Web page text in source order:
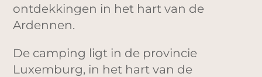
ontdekkingen in het hart van de
Ardennen.
De camping ligt in de provincie
Luxemburg, in het hart van de